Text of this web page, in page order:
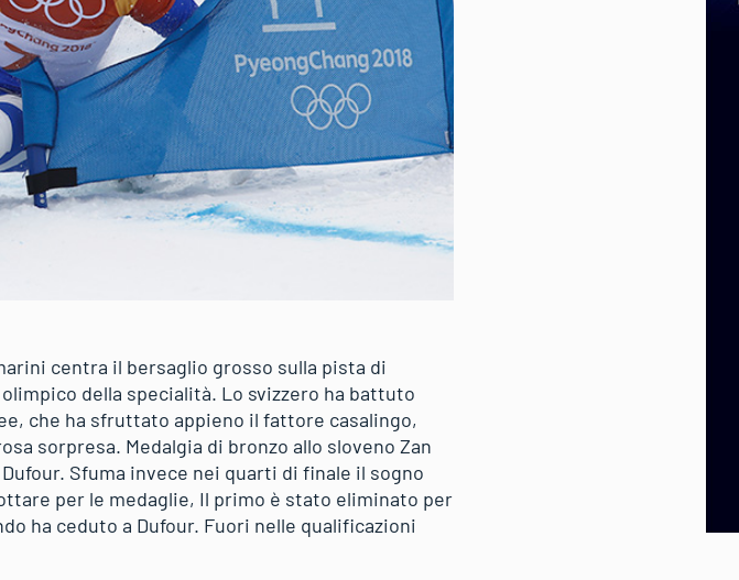
centra il bersaglio grosso sulla pista di
della specialità. Lo svizzero ha battuto
che ha sfruttato appieno il fattore casalingo,
sorpresa. Medalgia di bronzo allo sloveno Zan
Sfuma invece nei quarti di finale il sogno
per le medaglie, Il primo è stato eliminato per
ha ceduto a Dufour. Fuori nelle qualificazioni